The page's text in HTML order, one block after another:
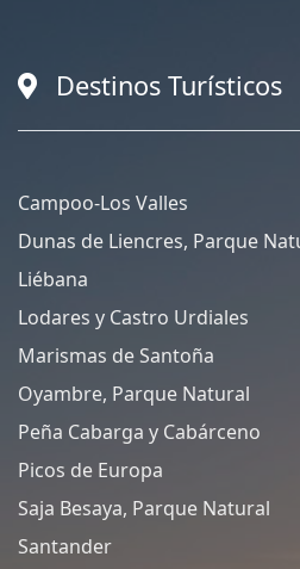
Destinos Turísticos
Campoo-Los Valles
Dunas de Liencres, Parque
Liébana
Lodares y Castro Urdiales
Marismas de Santoña
Oyambre, Parque Natural
Peña Cabarga y Cabárceno
Picos de Europa
Saja Besaya, Parque Natural
Santander